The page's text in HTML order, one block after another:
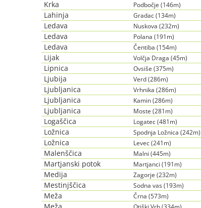
Krka
Podbočje (146m)
Lahinja
Gradac (134m)
Ledava
Nuskova (232m)
Ledava
Polana (191m)
Ledava
Čentiba (154m)
Lijak
Volčja Draga (45m)
Lipnica
Ovsiše (375m)
Ljubija
Verd (286m)
Ljubljanica
Vrhnika (286m)
Ljubljanica
Kamin (286m)
Ljubljanica
Moste (281m)
Logaščica
Logatec (481m)
Ložnica
Spodnja Ložnica (242m)
Ložnica
Levec (241m)
Malenščica
Malni (445m)
Martjanski potok
Martjanci (191m)
Medija
Zagorje (232m)
Mestinjščica
Sodna vas (193m)
Meža
Črna (573m)